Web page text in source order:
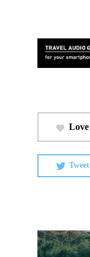
Love
Tweet